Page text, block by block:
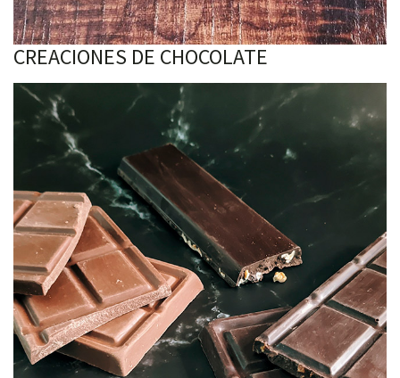
CREACIONES DE CHOCOLATE